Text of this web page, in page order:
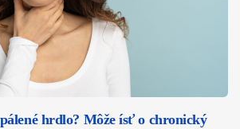
hrdlo? Môže ísť o chronický